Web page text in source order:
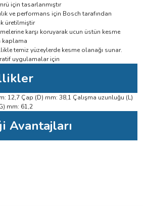
için tasarlanmıştır
ve performans için Bosch tarafından
üretilmiştir
karşı koruyarak ucun üstün kesme
kaplama
temiz yüzeylerde kesme olanağı sunar.
uygulamalar için
12,7 Çap (D) mm: 38,1 Çalışma uzunluğu (L)
mm: 61,2
Avantajları